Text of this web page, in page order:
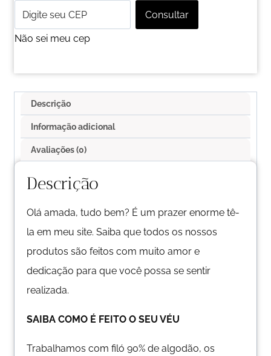
Consultar
Não sei meu cep
Descrição
Informação adicional
Avaliações (0)
Descrição
Olá amada, tudo bem? É um prazer enorme tê-
la em meu site. Saiba que todos os nossos
produtos são feitos com muito amor e
dedicação para que você possa se sentir
realizada.
SAIBA COMO É FEITO O SEU VÉU
Trabalhamos com filó 90% de algodão, os